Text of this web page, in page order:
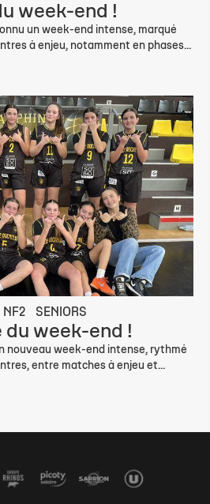
week-end !
un week-end intense, marqué
à enjeu, notamment en phases...
NF2 SENIORS
du week-end !
nouveau week-end intense, rythmé
entre matches à enjeu et...